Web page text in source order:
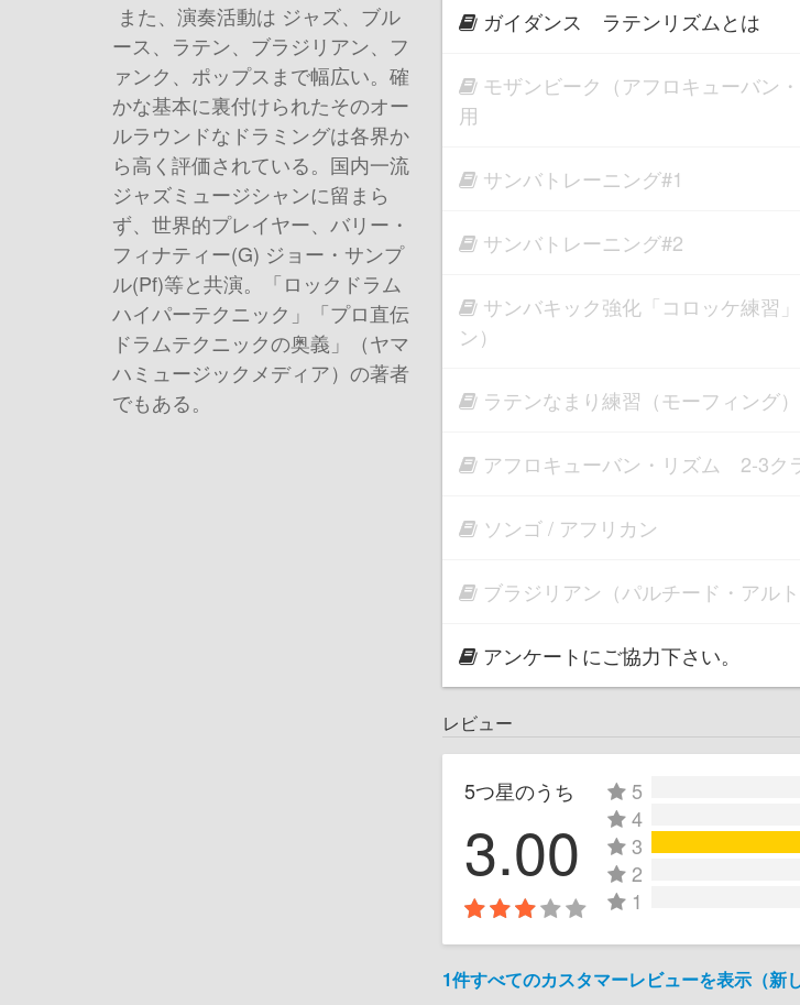
また、演奏活動は ジャズ、ブル
ース、ラテン、ブラジリアン、フ
ァンク、ポップスまで幅広い。確
かな基本に裏付けられたそのオー
ルラウンドなドラミングは各界か
ら高く評価されている。国内一流
ジャズミュージシャンに留まら
ず、世界的プレイヤー、バリー・
フィナティー(G) ジョー・サンプ
ル(Pf)等と共演。「ロックドラム
ハイパーテクニック」「プロ直伝
ドラムテクニックの奥義」（ヤマ
ハミュージックメディア）の著者
でもある。
ガイダンス ラテンリズムとは
モザンビーク（アフロキューバン
用
サンバトレーニング#1
サンバトレーニング#2
サンバキック強化「コロッケ練習
ン）
ラテンなまり練習（モーフィング）
アフロキューバン・リズム 2-3ク
ソンゴ / アフリカン
ブラジリアン（パルチード・アルト
アンケートにご協力下さい。
レビュー
5つ星のうち
3.00
5
4
3
2
1
1件すべてのカスタマーレビューを表示（新